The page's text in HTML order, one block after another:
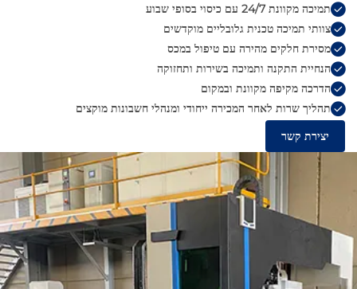
תמיכה מקוונת 24/7 עם כיסוי בסופי שבוע
צוותי תמיכה טכנית גלובליים מוקדשים
מסירת חלקים מהירה עם טיפול במכס
הנחיית התקנה ותמיכה בשירות ותחזוקה
הדרכה מקיפה מקוונת ובמקום
תהליך שרות לאחר המכירה ייחודי ומנהלי חשבונות מוקצים
יצירת קשר